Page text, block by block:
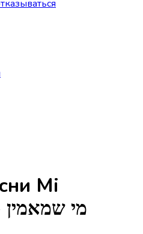
Mi
She’mamin - מי שמאמין